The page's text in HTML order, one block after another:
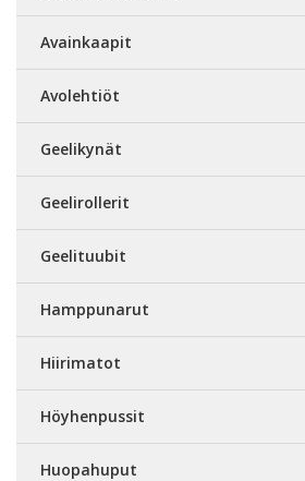
Avainkaapit
Avolehtiöt
Geelikynät
Geelirollerit
Geelituubit
Hamppunarut
Hiirimatot
Höyhenpussit
Huopahuput